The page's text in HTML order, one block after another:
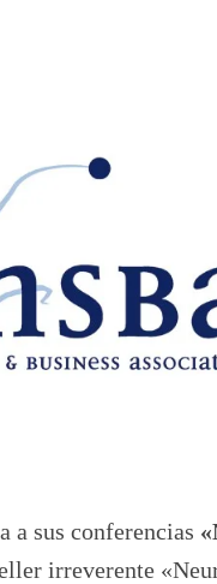
a sus conferencias
irreverente